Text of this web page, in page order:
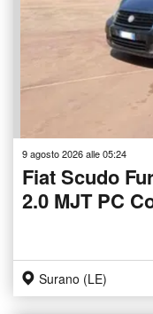
9 agosto 2026 alle 05:24
Fiat Scudo
2.0 MJT PC
Surano (LE)